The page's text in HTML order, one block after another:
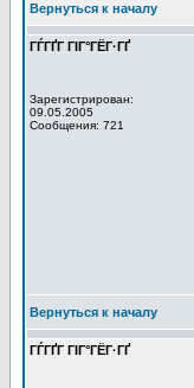
Вернуться к началу
ГЃГҐГ ГІГ°ГЁГ·ГҐ
Зарегистрирован:
09.05.2005
Сообщения: 721
Вернуться к началу
ГЃГҐГ ГІГ°ГЁГ·ГҐ